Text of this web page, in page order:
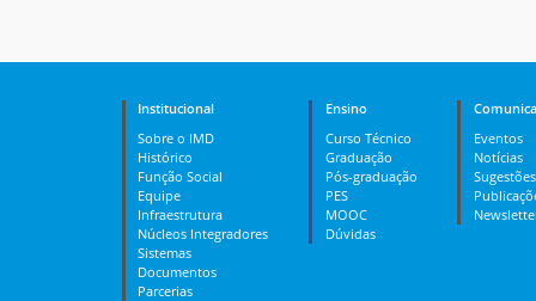
Institucional
Sobre o IMD
Histórico
Função Social
Equipe
Infraestrutura
Núcleos Integradores
Sistemas
Documentos
Parcerias
Ensino
Curso Técnico
Graduação
Pós-graduação
PES
MOOC
Dúvidas
Eventos
Notícias